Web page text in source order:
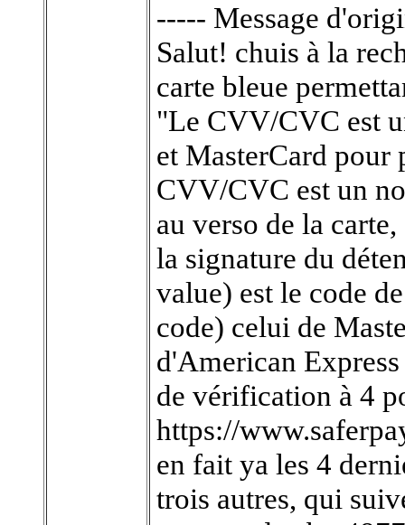
----- Message
Salut! chuis à la
carte bleue
"Le CVV/CVC est
et MasterCard pour
CVV/CVC est un
au verso de la
la signature du
value) est le code
code) celui de
d'American
de vérification à 4
https://
en fait ya les 4
trois autres, qui